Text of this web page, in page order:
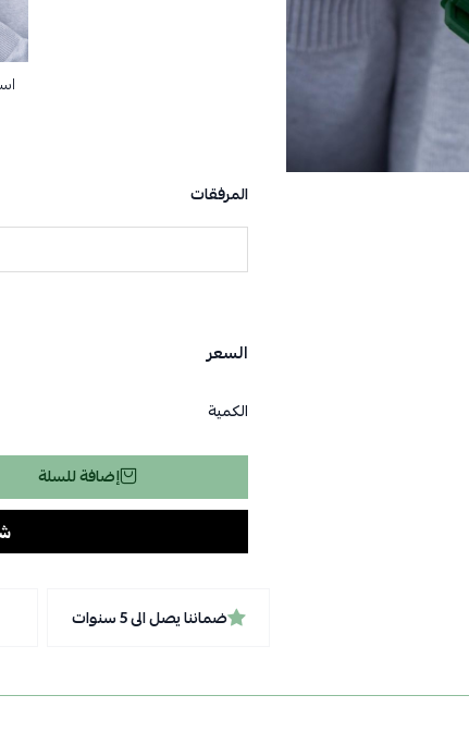
المرفقات
السعر
الكمية
إضافة للسلة
ضماننا يصل الى 5 سنوات